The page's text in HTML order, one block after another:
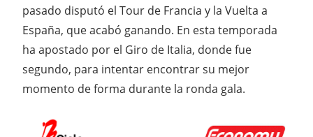
pasado disputó el Tour de Francia y la Vuelta a
España, que acabó ganando. En esta temporada
ha apostado por el Giro de Italia, donde fue
segundo, para intentar encontrar su mejor
momento de forma durante la ronda gala.